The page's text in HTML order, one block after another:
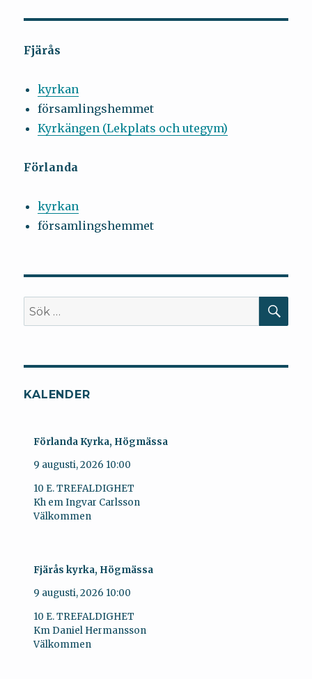
Fjärås
kyrkan
församlingshemmet
Kyrkängen (Lekplats och utegym)
Förlanda
kyrkan
församlingshemmet
Sök
efter:
KALENDER
Förlanda Kyrka, Högmässa
9 augusti, 2026 10:00
10 E. TREFALDIGHET
Kh em Ingvar Carlsson
Välkommen
Fjärås kyrka, Högmässa
9 augusti, 2026 10:00
10 E. TREFALDIGHET
Km Daniel Hermansson
Välkommen